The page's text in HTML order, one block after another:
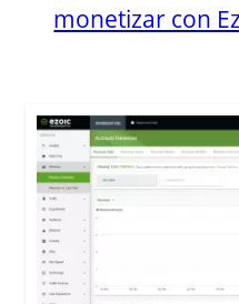
monetizar con